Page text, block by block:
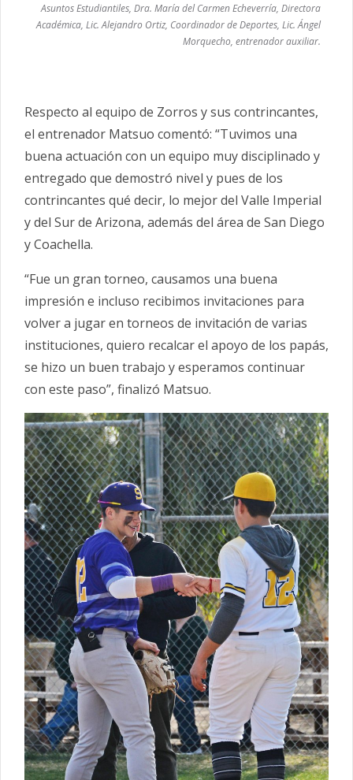
Asuntos Estudiantiles, Dra. María del Carmen Echeverría, Directora
Académica, Lic. Alejandro Ortiz, Coordinador de Deportes, Lic. Ángel
Morquecho, entrenador auxiliar.
Respecto al equipo de Zorros y sus contrincantes,
el entrenador Matsuo comentó: “Tuvimos una
buena actuación con un equipo muy disciplinado y
entregado que demostró nivel y pues de los
contrincantes qué decir, lo mejor del Valle Imperial
y del Sur de Arizona, además del área de San Diego
y Coachella.
“Fue un gran torneo, causamos una buena
impresión e incluso recibimos invitaciones para
volver a jugar en torneos de invitación de varias
instituciones, quiero recalcar el apoyo de los papás,
se hizo un buen trabajo y esperamos continuar
con este paso”, finalizó Matsuo.